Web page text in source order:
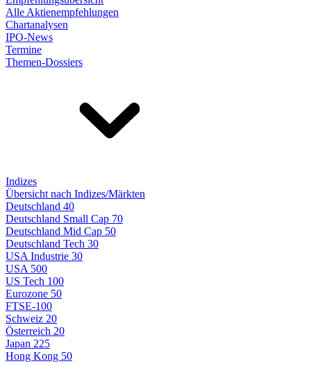
Alle Aktienempfehlungen
Chartanalysen
IPO-News
Termine
Themen-Dossiers
Indizes
Übersicht nach Indizes/Märkten
Deutschland 40
Deutschland Small Cap 70
Deutschland Mid Cap 50
Deutschland Tech 30
USA Industrie 30
USA 500
US Tech 100
Eurozone 50
FTSE-100
Schweiz 20
Österreich 20
Japan 225
Hong Kong 50